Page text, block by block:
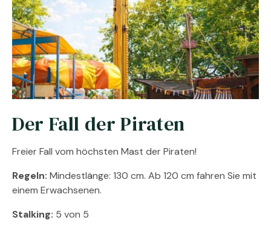
Der Fall der Piraten
Freier Fall vom höchsten Mast der Piraten!
Regeln: Mindestlänge: 130 cm. Ab 120 cm fahren Sie mit
einem Erwachsenen.
Stalking: 5 von 5